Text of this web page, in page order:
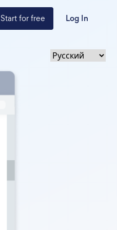
Start for free Log In